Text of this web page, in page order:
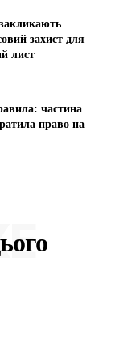
захист для
лист
частина
право на